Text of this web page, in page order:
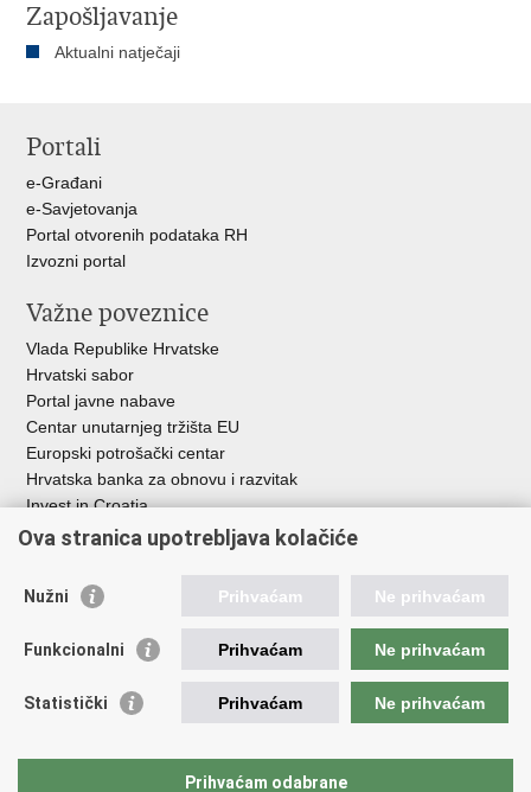
Zapošljavanje
Aktualni natječaji
Portali
e-Građani
e-Savjetovanja
Portal otvorenih podataka RH
Izvozni portal
Važne poveznice
Vlada Republike Hrvatske
Hrvatski sabor
Portal javne nabave
Centar unutarnjeg tržišta EU
Europski potrošački centar
Hrvatska banka za obnovu i razvitak
Invest in Croatia
Europska banka za obnovu i razvoj
Središnja agencija za financiranje i ugovaranje
Institucije i javne ustanove u nadležnosti
Ministarstva
Agencija za ugljikovodike
Hrvatska agencija za malo gospodarstvo, inovacije i investicije
Ova stranica upotrebljava kolačiće
Nužni Prihvaćam Ne prihvaćam
Funkcionalni Prihvaćam Ne prihvaćam
Statistički Prihvaćam Ne prihvaćam
Prihvaćam odabrane